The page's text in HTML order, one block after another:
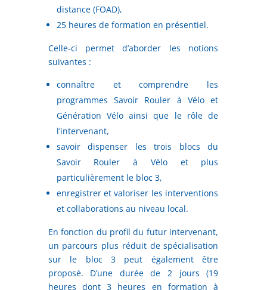
distance (FOAD),
25 heures de formation en présentiel.
Celle-ci permet d’aborder les notions
suivantes :
connaître et comprendre les
programmes Savoir Rouler à Vélo et
Génération Vélo ainsi que le rôle de
l’intervenant,
savoir dispenser les trois blocs du
Savoir Rouler à Vélo et plus
particulièrement le bloc 3,
enregistrer et valoriser les interventions
et collaborations au niveau local.
En fonction du profil du futur intervenant,
un parcours plus réduit de spécialisation
sur le bloc 3 peut également être
proposé. D’une durée de 2 jours (19
heures dont 3 heures en formation à